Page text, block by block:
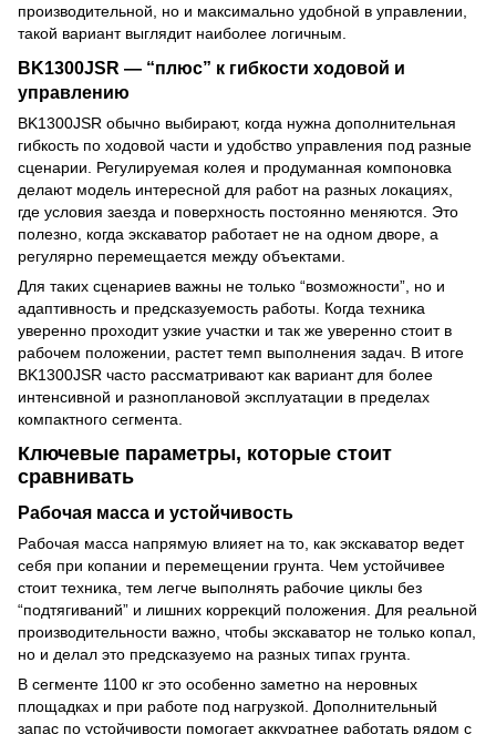
производительной, но и максимально удобной в управлении,
такой вариант выглядит наиболее логичным.
BK1300JSR — “плюс” к гибкости ходовой и
управлению
BK1300JSR обычно выбирают, когда нужна дополнительная
гибкость по ходовой части и удобство управления под разные
сценарии. Регулируемая колея и продуманная компоновка
делают модель интересной для работ на разных локациях,
где условия заезда и поверхность постоянно меняются. Это
полезно, когда экскаватор работает не на одном дворе, а
регулярно перемещается между объектами.
Для таких сценариев важны не только “возможности”, но и
адаптивность и предсказуемость работы. Когда техника
уверенно проходит узкие участки и так же уверенно стоит в
рабочем положении, растет темп выполнения задач. В итоге
BK1300JSR часто рассматривают как вариант для более
интенсивной и разноплановой эксплуатации в пределах
компактного сегмента.
Ключевые параметры, которые стоит
сравнивать
Рабочая масса и устойчивость
Рабочая масса напрямую влияет на то, как экскаватор ведет
себя при копании и перемещении грунта. Чем устойчивее
стоит техника, тем легче выполнять рабочие циклы без
“подтягиваний” и лишних коррекций положения. Для реальной
производительности важно, чтобы экскаватор не только копал,
но и делал это предсказуемо на разных типах грунта.
В сегменте 1100 кг это особенно заметно на неровных
площадках и при работе под нагрузкой. Дополнительный
запас по устойчивости помогает аккуратнее работать рядом с